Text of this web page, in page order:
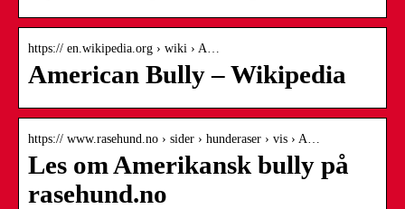
https:// en.wikipedia.org › wiki › A…
American Bully – Wikipedia
https:// www.rasehund.no › sider › hunderaser › vis › A…
Les om Amerikansk bully på
rasehund.no